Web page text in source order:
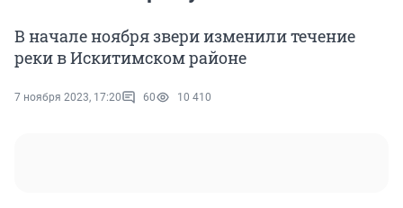
В начале ноября звери изменили течение
реки в Искитимском районе
7 ноября 2023, 17:20 60 10 410